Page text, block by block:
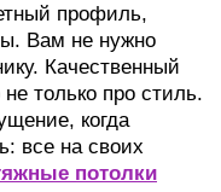
профиль,
Вам не нужно
Качественный
только про стиль.
когда
все на своих
потолки